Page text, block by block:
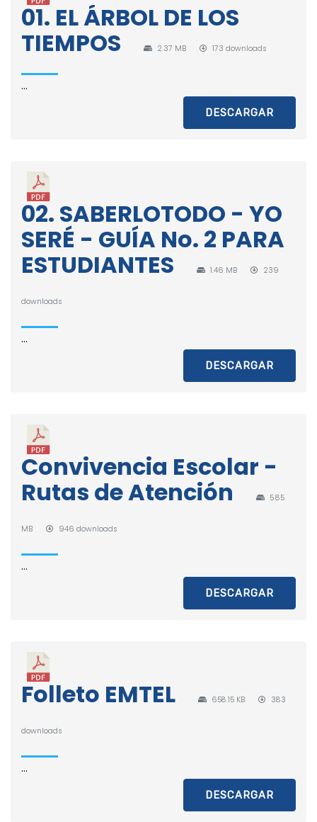
01. EL ÁRBOL DE LOS
TIEMPOS
2.37 MB 173 downloads
...
DESCARGAR
02. SABERLOTODO - YO
SERÉ - GUÍA No. 2 PARA
ESTUDIANTES
1.46 MB 239
downloads
...
DESCARGAR
Convivencia Escolar -
Rutas de Atención
5.85
MB 946 downloads
...
DESCARGAR
Folleto EMTEL 658.15 KB 383
downloads
...
DESCARGAR